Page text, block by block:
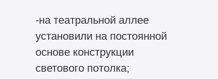
-на театральной аллее
установили на постоянной
основе конструкции
светового потолка;